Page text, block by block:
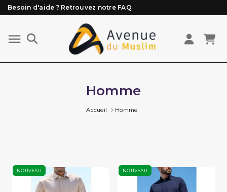
Besoin d'aide ? Retrouvez notre FAQ
Livraison offerte à partir de 89€ d'achat*
Les Commandes passées avant 15h (lun au Vend)
sont préparées et expédiées le jour même
Homme
Accueil Homme
NOUVEAU NOUVEAU